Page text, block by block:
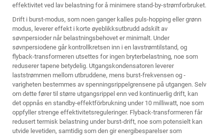
effektivitet ved lav belastning for å minimere stand-by-strømforbruket.
Drift i burst-modus, som noen ganger kalles puls-hopping eller grønn
modus, leverer effekt i korte øyeblikksutbrudd adskilt av
søvnpersioder når belastningsbehovet er minimalt. Under
søvnpersiodene går kontrollkretsen inn i en lavstrømtilstand, og
flyback-transformeren utsettes for ingen bryterbelastning, noe som
reduserer tapene betydelig. Utgangskondensatoren leverer
laststrømmen mellom utbruddene, mens burst-frekvensen og -
varigheten bestemmes av spenningsrippelgrensene på utgangen. Selv
om dette fører til større utgangsrippel enn ved kontinuerlig drift, kan
det oppnås en standby-effektförbrukning under 10 milliwatt, noe som
oppfyller strenge effektivitetsreguleringer. Flyback-transformeren får
redusert termisk belastning under burst-drift, noe som potensielt kan
utvide levetiden, samtidig som den gir energibesparelser som